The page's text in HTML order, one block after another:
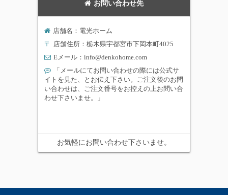
お問い合わせ先
店舗名：電光ホーム
〒 店舗住所：栃木県宇都宮市下岡本町4025
Eメール： info@denkohome.com
「メールにてお問い合わせの際には公式サ
イトを見た、とお伝え下さい。ご注文後のお問
い合わせは、ご注文番号をお控えの上お問い合
わせ下さいませ。」
お気軽にお問い合わせ下さいませ。